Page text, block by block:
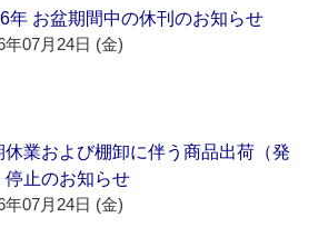
年 お盆期間中の休刊のお知らせ
年07月24日 (金)
休業および棚卸に伴う商品出荷（発
停止のお知らせ
年07月24日 (金)